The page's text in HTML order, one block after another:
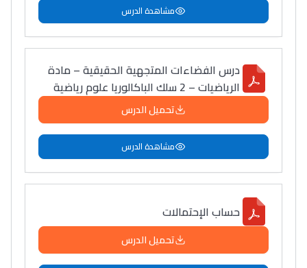
سامورا
بطلة المغرب فالقفز
الطولي، ملاك البردع
كتحكي على تجربتها
فالرّياضة و الدّراسة
مشاهدة الدرس
درس الفضاءات المتجهية الحقيقية – مادة
الرياضيات – 2 سلك الباكالوريا علوم رياضية
تحميل الدرس
مشاهدة الدرس
حساب الإحتمالات
تحميل الدرس